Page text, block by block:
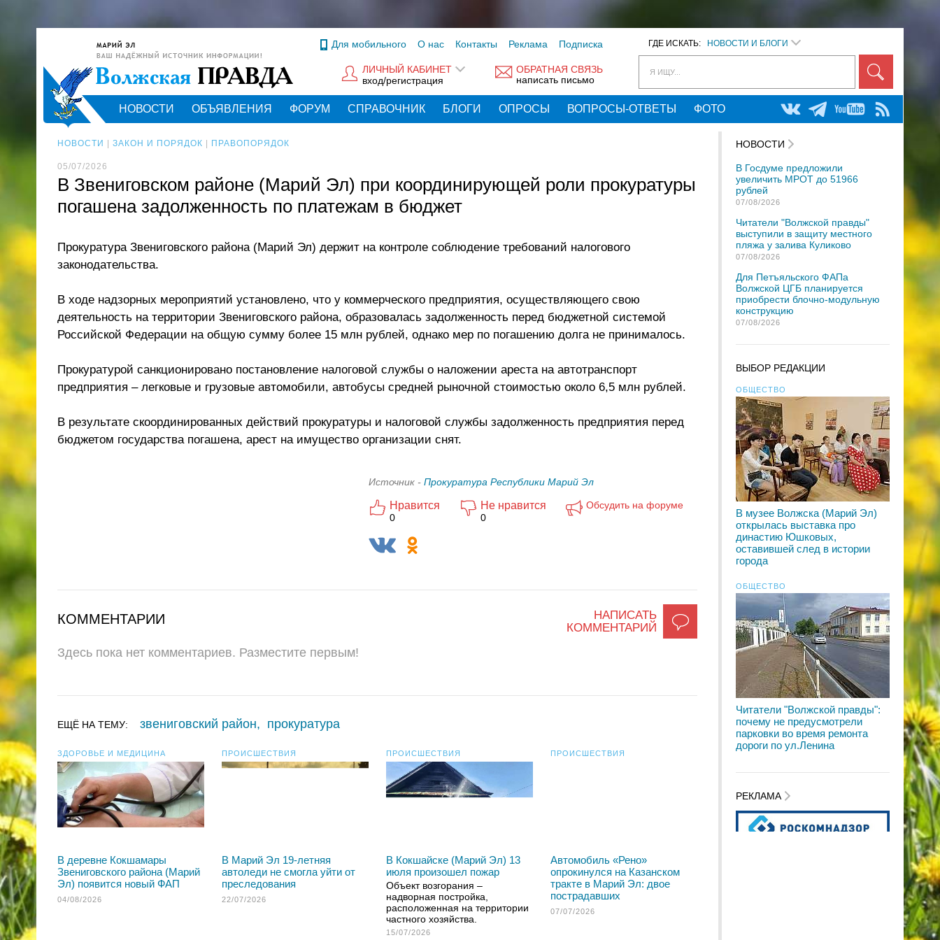
ГДЕ ИСКАТЬ: НОВОСТИ И БЛОГИ
Я ИЩУ...
Для мобильного О нас Контакты Реклама Подписка
ОБРАТНАЯ СВЯЗЬ
написать письмо
ЛИЧНЫЙ КАБИНЕТ
вход/регистрация
НОВОСТИ ОБЪЯВЛЕНИЯ ФОРУМ СПРАВОЧНИК БЛОГИ ОПРОСЫ ВОПРОСЫ-ОТВЕТЫ ФОТО
НОВОСТИ ЗАКОН И ПОРЯДОК ПРАВОПОРЯДОК
05/07/2026
В Звениговском районе (Марий Эл) при координирующей роли прокуратуры
погашена задолженность по платежам в бюджет
Прокуратура Звениговского района (Марий Эл) держит на контроле соблюдение требований налогового
законодательства.
В ходе надзорных мероприятий установлено, что у коммерческого предприятия, осуществляющего свою
деятельность на территории Звениговского района, образовалась задолженность перед бюджетной системой
Российской Федерации на общую сумму более 15 млн рублей, однако мер по погашению долга не принималось.
Прокуратурой санкционировано постановление налоговой службы о наложении ареста на автотранспорт
предприятия – легковые и грузовые автомобили, автобусы средней рыночной стоимостью около 6,5 млн рублей.
В результате скоординированных действий прокуратуры и налоговой службы задолженность предприятия перед
бюджетом государства погашена, арест на имущество организации снят.
Источник - Прокуратура Республики Марий Эл
Нравится
0
Не нравится
0
Обсудить на форуме
НАПИСАТЬ
КОММЕНТАРИЙ
КОММЕНТАРИИ
Здесь пока нет комментариев. Разместите первым!
ЕЩЁ НА ТЕМУ: звениговский район, прокуратура
ЗДОРОВЬЕ И МЕДИЦИНА
В деревне Кокшамары
Звениговского района (Марий
Эл) появится новый ФАП
04/08/2026
ПРОИСШЕСТВИЯ
В Марий Эл 19-летняя
автоледи не смогла уйти от
преследования
22/07/2026
ПРОИСШЕСТВИЯ
В Кокшайске (Марий Эл) 13
июля произошел пожар
Объект возгорания –
надворная постройка,
расположенная на территории
частного хозяйства.
15/07/2026
ПРОИСШЕСТВИЯ
Автомобиль «Рено»
опрокинулся на Казанском
тракте в Марий Эл: двое
пострадавших
07/07/2026
НОВОСТИ
В Госдуме предложили
увеличить МРОТ до 51966
рублей
07/08/2026
Читатели "Волжской правды"
выступили в защиту местного
пляжа у залива Куликово
07/08/2026
Для Петъяльского ФАПа
Волжской ЦГБ планируется
приобрести блочно-модульную
конструкцию
07/08/2026
ВЫБОР РЕДАКЦИИ
ОБЩЕСТВО
В музее Волжска (Марий Эл)
открылась выставка про
династию Юшковых,
оставившей след в истории
города
ОБЩЕСТВО
Читатели "Волжской правды":
почему не предусмотрели
парковки во время ремонта
дороги по ул.Ленина
РЕКЛАМА